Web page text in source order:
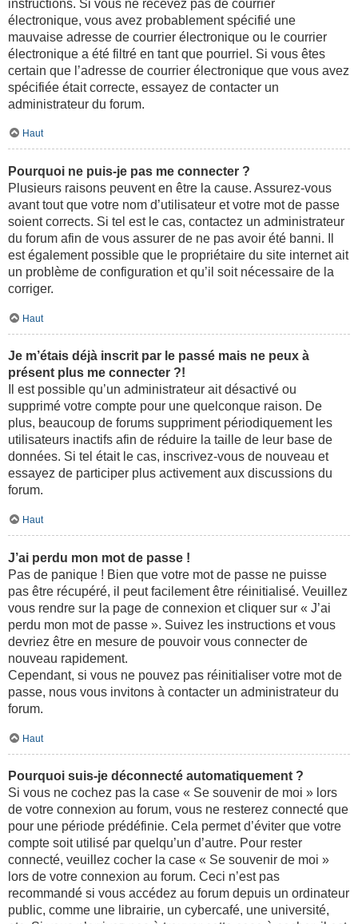
instructions. Si vous ne recevez pas de courrier
électronique, vous avez probablement spécifié une
mauvaise adresse de courrier électronique ou le courrier
électronique a été filtré en tant que pourriel. Si vous êtes
certain que l’adresse de courrier électronique que vous avez
spécifiée était correcte, essayez de contacter un
administrateur du forum.
Haut
Pourquoi ne puis-je pas me connecter ?
Plusieurs raisons peuvent en être la cause. Assurez-vous
avant tout que votre nom d’utilisateur et votre mot de passe
soient corrects. Si tel est le cas, contactez un administrateur
du forum afin de vous assurer de ne pas avoir été banni. Il
est également possible que le propriétaire du site internet ait
un problème de configuration et qu’il soit nécessaire de la
corriger.
Haut
Je m’étais déjà inscrit par le passé mais ne peux à
présent plus me connecter ?!
Il est possible qu’un administrateur ait désactivé ou
supprimé votre compte pour une quelconque raison. De
plus, beaucoup de forums suppriment périodiquement les
utilisateurs inactifs afin de réduire la taille de leur base de
données. Si tel était le cas, inscrivez-vous de nouveau et
essayez de participer plus activement aux discussions du
forum.
Haut
J’ai perdu mon mot de passe !
Pas de panique ! Bien que votre mot de passe ne puisse
pas être récupéré, il peut facilement être réinitialisé. Veuillez
vous rendre sur la page de connexion et cliquer sur « J’ai
perdu mon mot de passe ». Suivez les instructions et vous
devriez être en mesure de pouvoir vous connecter de
nouveau rapidement.
Cependant, si vous ne pouvez pas réinitialiser votre mot de
passe, nous vous invitons à contacter un administrateur du
forum.
Haut
Pourquoi suis-je déconnecté automatiquement ?
Si vous ne cochez pas la case « Se souvenir de moi » lors
de votre connexion au forum, vous ne resterez connecté que
pour une période prédéfinie. Cela permet d’éviter que votre
compte soit utilisé par quelqu’un d’autre. Pour rester
connecté, veuillez cocher la case « Se souvenir de moi »
lors de votre connexion au forum. Ceci n’est pas
recommandé si vous accédez au forum depuis un ordinateur
public, comme une librairie, un cybercafé, une université,